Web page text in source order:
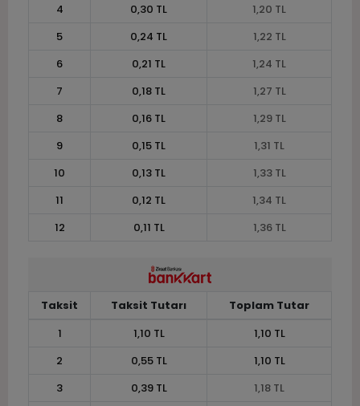
4
0,30 TL
1,20 TL
5
0,24 TL
1,22 TL
6
0,21 TL
1,24 TL
7
0,18 TL
1,27 TL
8
0,16 TL
1,29 TL
9
0,15 TL
1,31 TL
10
0,13 TL
1,33 TL
11
0,12 TL
1,34 TL
12
0,11 TL 1,36 TL
Taksit Taksit Tutarı
Toplam Tutar
1
1,10 TL
1,10 TL
2
0,55 TL
1,10 TL
3
0,39 TL
1,18 TL